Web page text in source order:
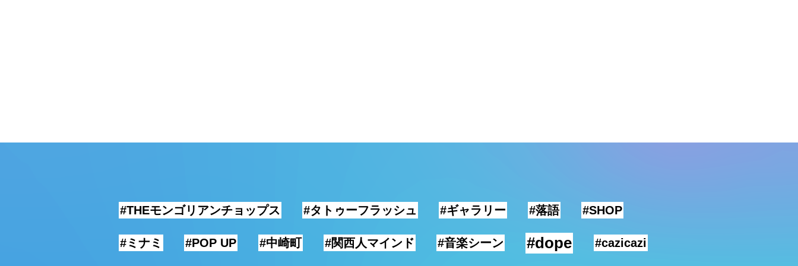
#THEモンゴリアンチョップス #タトゥーフラッシュ #ギャラリー #落語 #SHOP
#ミナミ #POP UP #中崎町 #関西人マインド #音楽シーン #dope #cazicazi